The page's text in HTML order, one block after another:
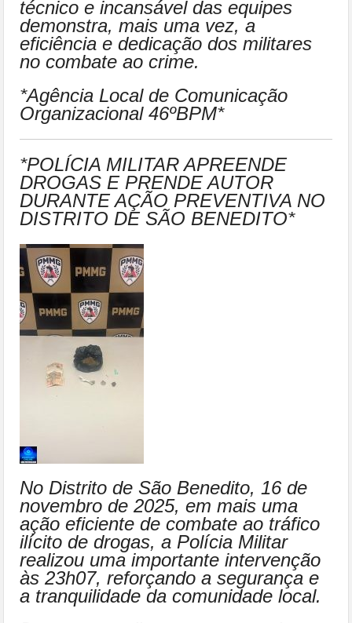
técnico e incansável das equipes
demonstra, mais uma vez, a
eficiência e dedicação dos militares
no combate ao crime.
*Agência Local de Comunicação
Organizacional 46ºBPM*
*POLÍCIA MILITAR APREENDE
DROGAS E PRENDE AUTOR
DURANTE AÇÃO PREVENTIVA NO
DISTRITO DE SÃO BENEDITO*
No Distrito de São Benedito, 16 de
novembro de 2025, em mais uma
ação eficiente de combate ao tráfico
ilícito de drogas, a Polícia Militar
realizou uma importante intervenção
às 23h07, reforçando a segurança e
a tranquilidade da comunidade local.